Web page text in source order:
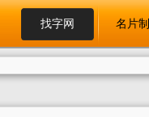
找字网 名片